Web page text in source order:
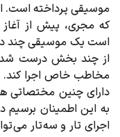
موسیقی پرداخته است.
که مجری، پیش از
است یک موسیقی چند
از چند بخش درست
مخاطب خاص اجرا کند.
دارای چنین مختصاتی
به این اطمینان
اجرای تار و سه تار